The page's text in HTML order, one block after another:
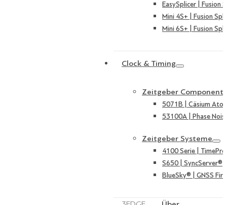
EasySplicer | Fusion
Mini 4S+ | Fusion
Mini 6S+ | Fusion
Clock & Timing
Zeitgeber
5071B | Cäsium
53100A | Phase
Zeitgeber Systeme
4100 Serie |
S650 | SyncServer®
BlueSky® | GNSS